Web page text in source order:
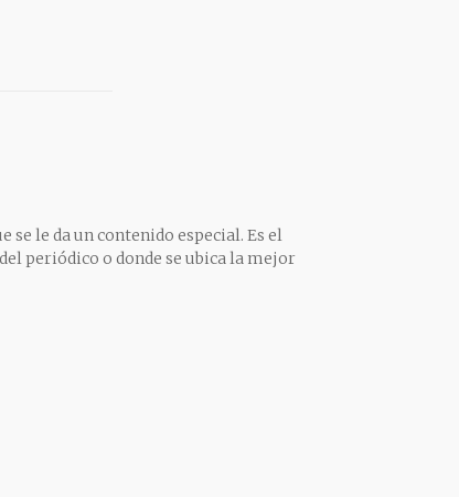
se le da un contenido especial. Es el
periódico o donde se ubica la mejor